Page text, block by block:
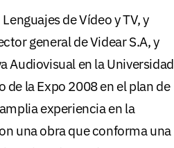
de Vídeo y TV, y
general de Videar S.A, y
Audiovisual en la Universidad
de la Expo 2008 en el plan de
experiencia en la
una obra que conforma una